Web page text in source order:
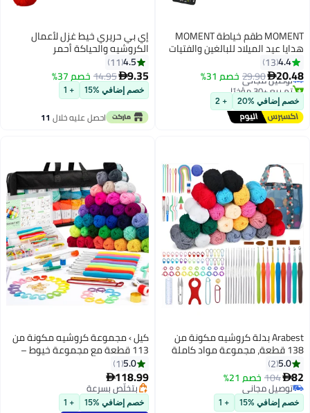
MOMENT طقم خياطة MOMENT
هدايا عيد الميلاد للبالغين والفتيات
المراهقات والجدة والمبتدئين
والمسافرين، لوازم خياطة محمولة
مع خيوط وإبر ومقصات
4.4
13
20.48
29.90خصم 31%
#14 في ملحقات ماكينة الخياطة
أقل سعر في 7 يوم
توصيل مجاني
تم بيع +30 مؤخرًا
#14 في ملحقات ماكينة الخياطة
خصم إضافي %20 + 2
إي بي حريري خيط غزل لأعمال
الكروشيه والحياكة أحمر
4.5
11
9.35
14.95خصم 37%
خصم إضافي %15 + 1
احصل عليه خلال 11
Arabest بدلة كروشيه مكونة من
138 قطعة، مجموعة مواد كاملة
من الكروشيه للمبتدئين، وأدوات
حياكة محمولة
5.0
2
82
104 خصم 21%
توصيل مجاني
توصيل مجاني
خصم إضافي %15 + 1
كيل › مجموعة كروشيه مكونة من
113 قطعة مع مجموعة خيوط –
خيوط متنوعة للحياكة والكروشيه،
مجموعة إكسسوارات كروشيه
تشمل خطافات مريحة، إبر حياكة
والمزيد. مجموعة مثالية للمبتدئين.
5.0
1
118.99
بتخلّص بسرعة
بتخلّص بسرعة
خصم إضافي %15 + 1